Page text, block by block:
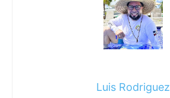
Luis Rodriguez